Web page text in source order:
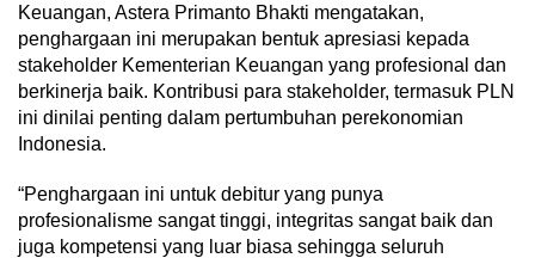
Keuangan, Astera Primanto Bhakti mengatakan,
penghargaan ini merupakan bentuk apresiasi kepada
stakeholder Kementerian Keuangan yang profesional dan
berkinerja baik. Kontribusi para stakeholder, termasuk PLN
ini dinilai penting dalam pertumbuhan perekonomian
Indonesia.
“Penghargaan ini untuk debitur yang punya
profesionalisme sangat tinggi, integritas sangat baik dan
juga kompetensi yang luar biasa sehingga seluruh